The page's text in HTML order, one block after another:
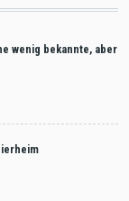
wenig bekannte, aber